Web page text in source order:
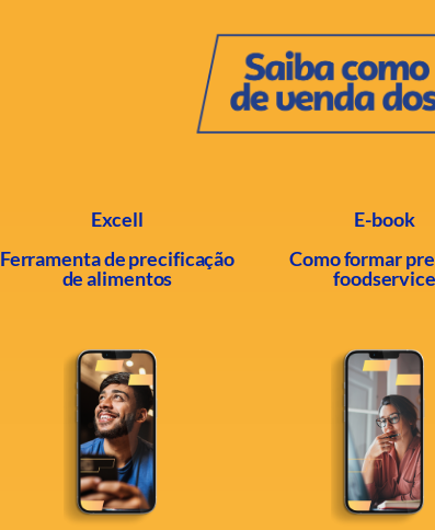
Excell
Ferramenta de precificação
de alimentos
E-book
Como formar
foodservice